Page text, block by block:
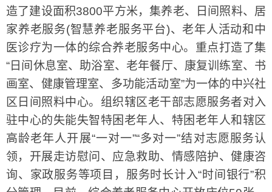
造了建设面积3800平方米，集养老、日间照料、居
家养老服务(智慧养老服务平台)、老年人活动和中
医诊疗为一体的综合养老服务中心。重点打造了集
“日间休息室、助浴室、老年餐厅、康复训练室、书
画室、健康管理室、多功能活动室”为一体的中兴社
区日间照料中心。组织辖区老干部志愿服务者对入
驻中心的失能失智特困老年人、特困老年人和辖区
高龄老年人开展“一对一”“多对一”结对志愿服务认
领，开展走访慰问、应急救助、情感陪护、健康咨
询、家政服务等项目，服务时长计入“时间银行”积